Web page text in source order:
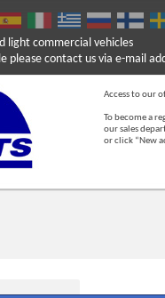
light commercial vehicles
please contact us via e-mail
Access to our
To become a
our sales
or click “New